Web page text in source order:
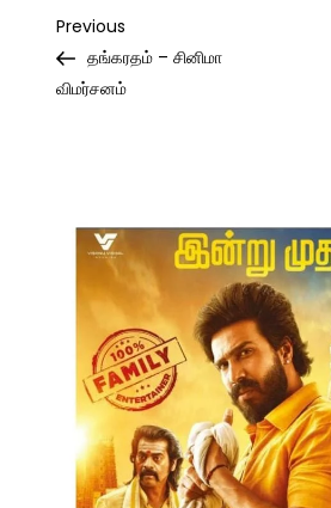
Post
navigation
Previous
Post
Previous
தங்கரதம் – சினிமா
விமர்சனம்